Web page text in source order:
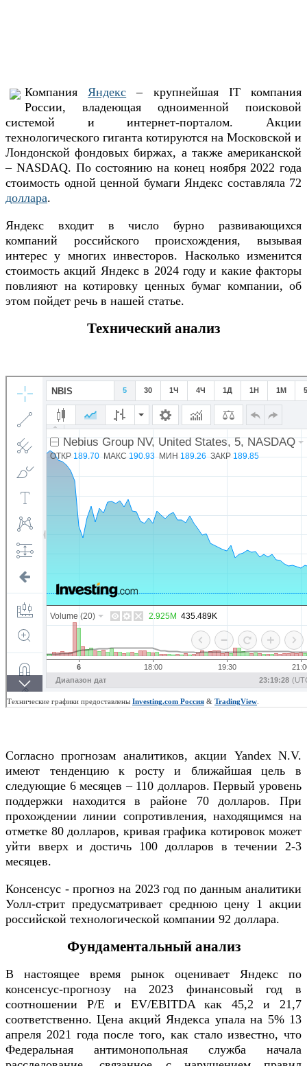
КомпанияЯндекс – крупнейшая IT компания
России, владеющая одноименной поисковой
системой и интернет-порталом. Акции
технологического гиганта котируются на Московской и
Лондонской фондовых биржах, а также американской
– NASDAQ. По состоянию на конец ноября 2022 года
стоимость одной ценной бумаги Яндекс составляла 72
доллара.
Яндекс входит в число бурно развивающихся
компаний российского происхождения, вызывая
интерес у многих инвесторов. Насколько изменится
стоимость акций Яндекс в 2024 году и какие факторы
повлияют на котировку ценных бумаг компании, об
этом пойдет речь в нашей статье.
Технический анализ
Согласно прогнозам аналитиков, акции Yandex N.V.
имеют тенденцию к росту и ближайшая цель в
следующие 6 месяцев – 110 долларов. Первый уровень
поддержки находится в районе 70 долларов. При
прохождении линии сопротивления, находящимся на
отметке 80 долларов, кривая графика котировок может
уйти вверх и достичь 100 долларов в течении 2-3
месяцев.
Консенсус - прогноз на 2023 год по данным аналитики
Уолл-стрит предусматривает среднюю цену 1 акции
российской технологической компании 92 доллара.
Фундаментальный анализ
В настоящее время рынок оценивает Яндекс по
консенсус-прогнозу на 2023 финансовый год в
соотношении P/E и EV/EBITDA как 45,2 и 21,7
соответственно. Цена акций Яндекса упала на 5% 13
апреля 2021 года после того, как стало известно, что
Федеральная антимонопольная служба начала